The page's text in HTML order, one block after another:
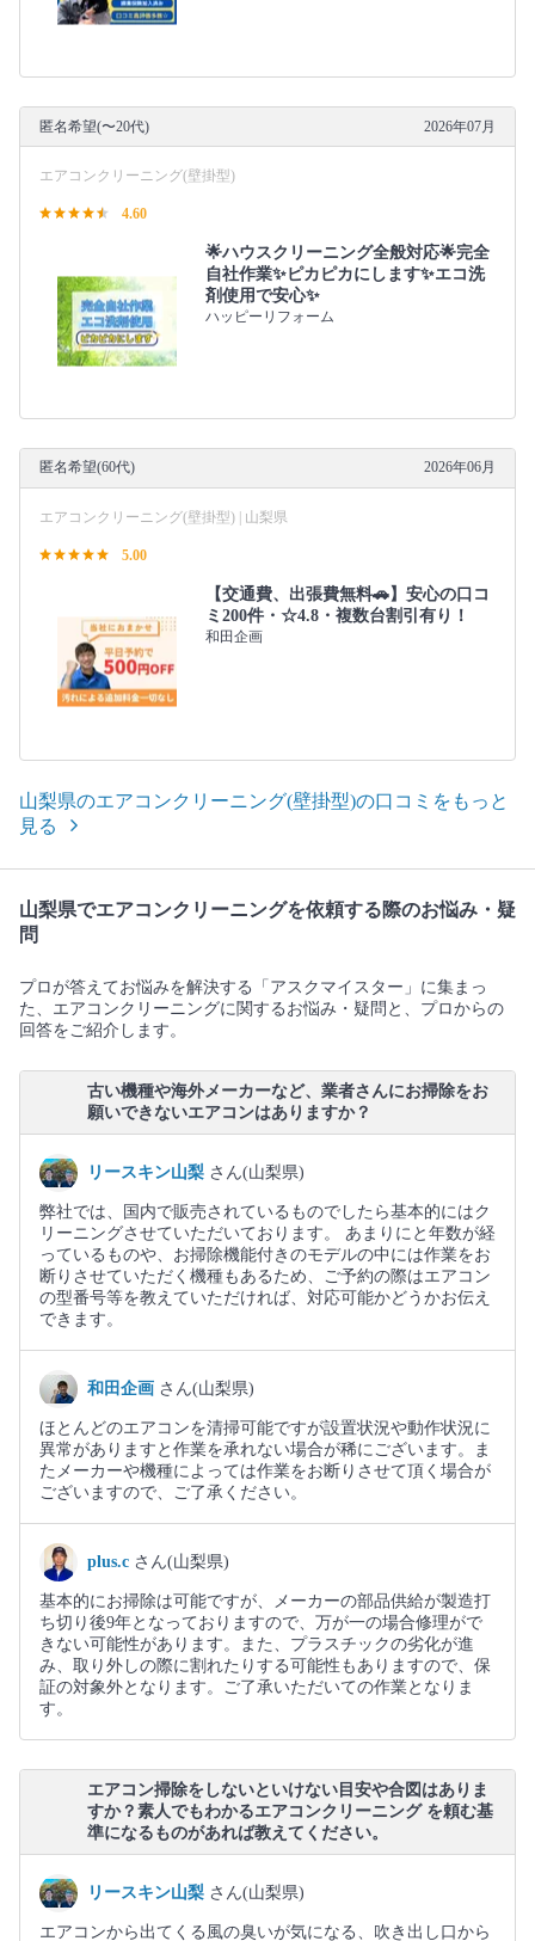
匿名希望(〜20代) 2026年07月
エアコンクリーニング(壁掛型)
4.60
🌟ハウスクリーニング全般対応🌟完全
自社作業✨️ピカピカにします✨️エコ洗
剤使用で安心✨
ハッピーリフォーム
匿名希望(60代) 2026年06月
エアコンクリーニング(壁掛型) | 山梨県
5.00
【交通費、出張費無料🚗】安心の口コ
ミ200件・☆4.8・複数台割引有り！
和田企画
山梨県のエアコンクリーニング(壁掛型)の口コミをもっと
見る
山梨県でエアコンクリーニングを依頼する際のお悩み・疑
問
プロが答えてお悩みを解決する「アスクマイスター」に集まっ
た、エアコンクリーニングに関するお悩み・疑問と、プロからの
回答をご紹介します。
古い機種や海外メーカーなど、業者さんにお掃除をお
願いできないエアコンはありますか？
リースキン山梨 さん(山梨県)
弊社では、国内で販売されているものでしたら基本的にはク
リーニングさせていただいております。 あまりにと年数が経
っているものや、お掃除機能付きのモデルの中には作業をお
断りさせていただく機種もあるため、ご予約の際はエアコン
の型番号等を教えていただければ、対応可能かどうかお伝え
できます。
和田企画 さん(山梨県)
ほとんどのエアコンを清掃可能ですが設置状況や動作状況に
異常がありますと作業を承れない場合が稀にございます。ま
たメーカーや機種によっては作業をお断りさせて頂く場合が
ございますので、ご了承ください。
plus.c さん(山梨県)
基本的にお掃除は可能ですが、メーカーの部品供給が製造打
ち切り後9年となっておりますので、万が一の場合修理がで
きない可能性があります。また、プラスチックの劣化が進
み、取り外しの際に割れたりする可能性もありますので、保
証の対象外となります。ご了承いただいての作業となりま
す。
エアコン掃除をしないといけない目安や合図はありま
すか？素人でもわかるエアコンクリーニング を頼む基
準になるものがあれば教えてください。
リースキン山梨 さん(山梨県)
エアコンから出てくる風の臭いが気になる、吹き出し口から